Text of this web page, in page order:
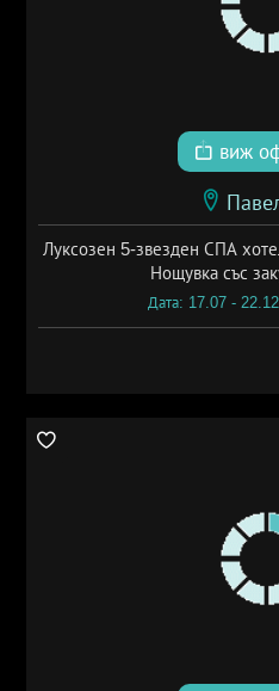
виж
Луксозен 5-звезден СПА
Нощувка със
Дата: 17.07 -